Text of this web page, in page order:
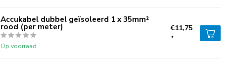
Accukabel dubbel geïsoleerd 1 x 35mm²
rood (per meter)
Op voorraad
€11,75
*